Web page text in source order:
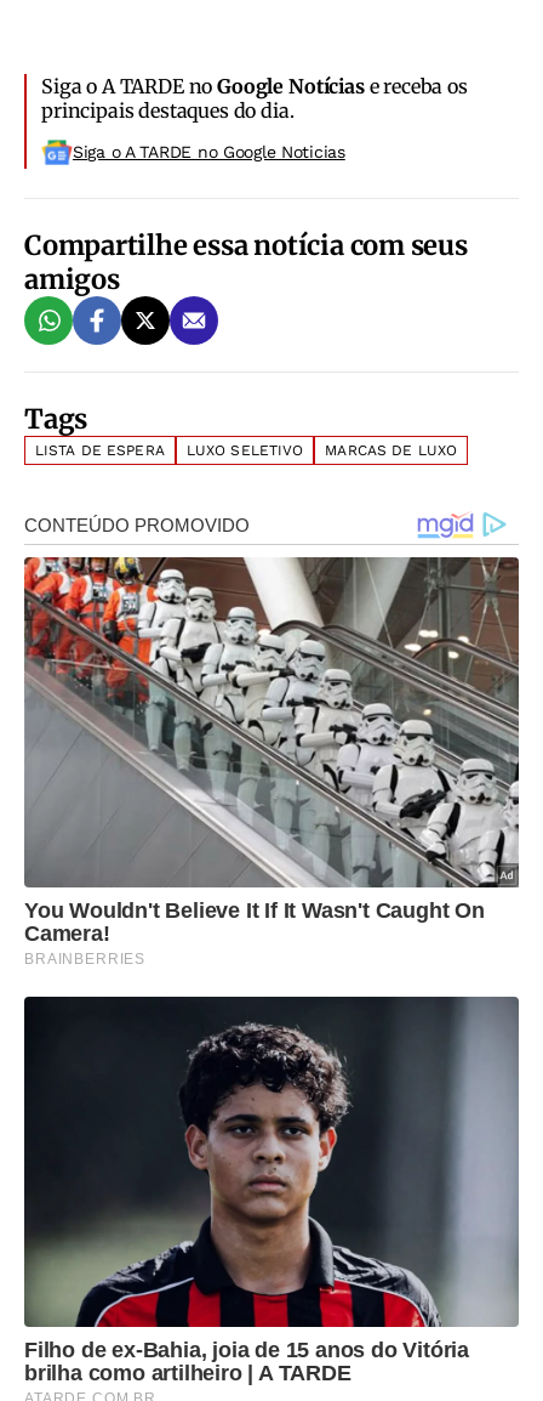
Siga o A TARDE noGoogle Notíciase receba os
principais destaques do dia.
Siga o A TARDE no Google Noticias
Compartilhe essa notícia com seus
amigos
Tags
LISTA DE ESPERA LUXO SELETIVO MARCAS DE LUXO